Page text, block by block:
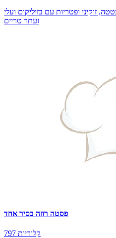
זוקיני ופטריות עם בזיליקום ועלי
זעתר טריים
פסטה רוזה בסיר אחד
797 קלוריות